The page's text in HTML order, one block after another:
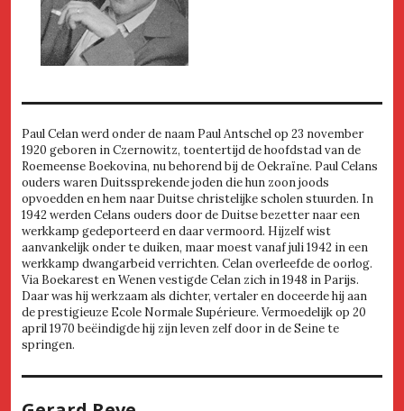
Paul Celan werd onder de naam Paul Antschel op 23 november
1920 geboren in Czernowitz, toentertijd de hoofdstad van de
Roemeense Boekovina, nu behorend bij de Oekraïne. Paul Celans
ouders waren Duitssprekende joden die hun zoon joods
opvoedden en hem naar Duitse christelijke scholen stuurden. In
1942 werden Celans ouders door de Duitse bezetter naar een
werkkamp gedeporteerd en daar vermoord. Hijzelf wist
aanvankelijk onder te duiken, maar moest vanaf juli 1942 in een
werkkamp dwangarbeid verrichten. Celan overleefde de oorlog.
Via Boekarest en Wenen vestigde Celan zich in 1948 in Parijs.
Daar was hij werkzaam als dichter, vertaler en doceerde hij aan
de prestigieuze Ecole Normale Supérieure. Vermoedelijk op 20
april 1970 beëindigde hij zijn leven zelf door in de Seine te
springen.